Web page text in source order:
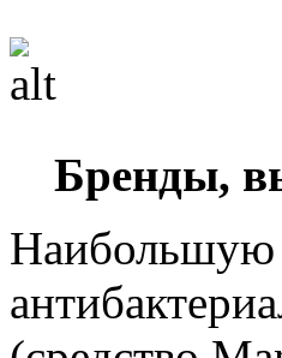
Бренды,
Наибольшую